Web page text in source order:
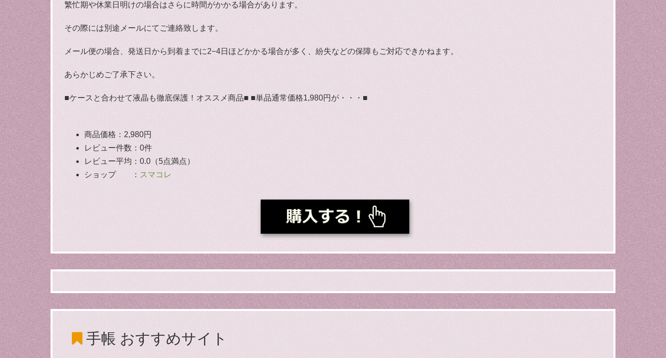
繁忙期や休業日明けの場合はさらに時間がかかる場合があります。
その際には別途メールにてご連絡致します。
メール便の場合、発送日から到着までに2−4日ほどかかる場合が多く、紛失などの保障もご対応できかねます。
あらかじめご了承下さい。
■ケースと合わせて液晶も徹底保護！オススメ商品■ ■単品通常価格1,980円が・・・■
商品価格：2,980円
レビュー件数：0件
レビュー平均：0.0（5点満点）
ショップ ： スマコレ
手帳 おすすめサイト